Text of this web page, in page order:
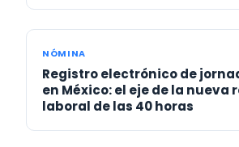
NÓMINA
Registro electrónico de
en México: el eje de la nueva
laboral de las 40 horas